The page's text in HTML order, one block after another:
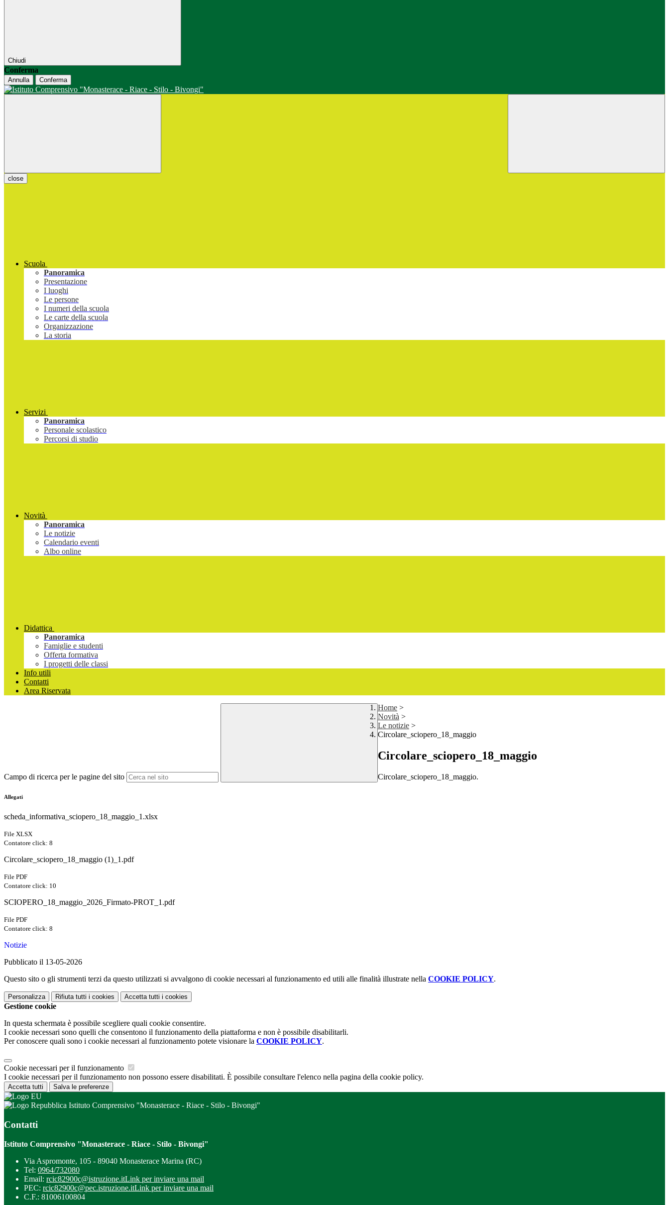
Chiudi
Conferma
Annulla Conferma
close
Scuola
Panoramica
Presentazione
I luoghi
Le persone
I numeri della scuola
Le carte della scuola
Organizzazione
La storia
Servizi
Panoramica
Personale scolastico
Percorsi di studio
Novità
Panoramica
Le notizie
Calendario eventi
Albo online
Didattica
Panoramica
Famiglie e studenti
Offerta formativa
I progetti delle classi
Info utili
Contatti
Area Riservata
Campo di ricerca per le pagine del sito
Home >
Novità >
Le notizie >
Circolare_sciopero_18_maggio
Circolare_sciopero_18_maggio
Circolare_sciopero_18_maggio.
Allegati
scheda_informativa_sciopero_18_maggio_1.xlsx
File XLSX
Contatore click: 8
Circolare_sciopero_18_maggio (1)_1.pdf
File PDF
Contatore click: 10
SCIOPERO_18_maggio_2026_Firmato-PROT_1.pdf
File PDF
Contatore click: 8
Notizie
Pubblicato il 13-05-2026
Questo sito o gli strumenti terzi da questo utilizzati si avvalgono di cookie necessari al funzionamento ed utili alle finalità illustrate nella COOKIE POLICY.
Personalizza Rifiuta tutti i cookies Accetta tutti i cookies
Gestione cookie
In questa schermata è possibile scegliere quali cookie consentire.
I cookie necessari sono quelli che consentono il funzionamento della piattaforma e non è possibile disabilitarli.
Per conoscere quali sono i cookie necessari al funzionamento potete visionare la COOKIE POLICY.
Cookie necessari per il funzionamento
I cookie necessari per il funzionamento non possono essere disabilitati. È possibile consultare l'elenco nella pagina della cookie policy.
Accetta tutti Salva le preferenze
Istituto Comprensivo "Monasterace - Riace - Stilo - Bivongi"
Contatti
Istituto Comprensivo "Monasterace - Riace - Stilo - Bivongi"
Via Aspromonte, 105 - 89040 Monasterace Marina (RC)
Tel: 0964/732080
Email: rcic82900c@istruzione.itLink per inviare una mail
PEC: rcic82900c@pec.istruzione.itLink per inviare una mail
C.F.: 81006100804